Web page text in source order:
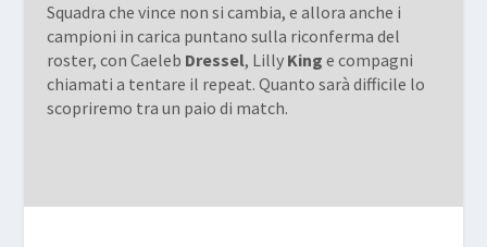
Squadra che vince non si cambia, e allora anche i
campioni in carica puntano sulla riconferma del
roster, con Caeleb Dressel, Lilly King e compagni
chiamati a tentare il repeat. Quanto sarà difficile lo
scopriremo tra un paio di match.